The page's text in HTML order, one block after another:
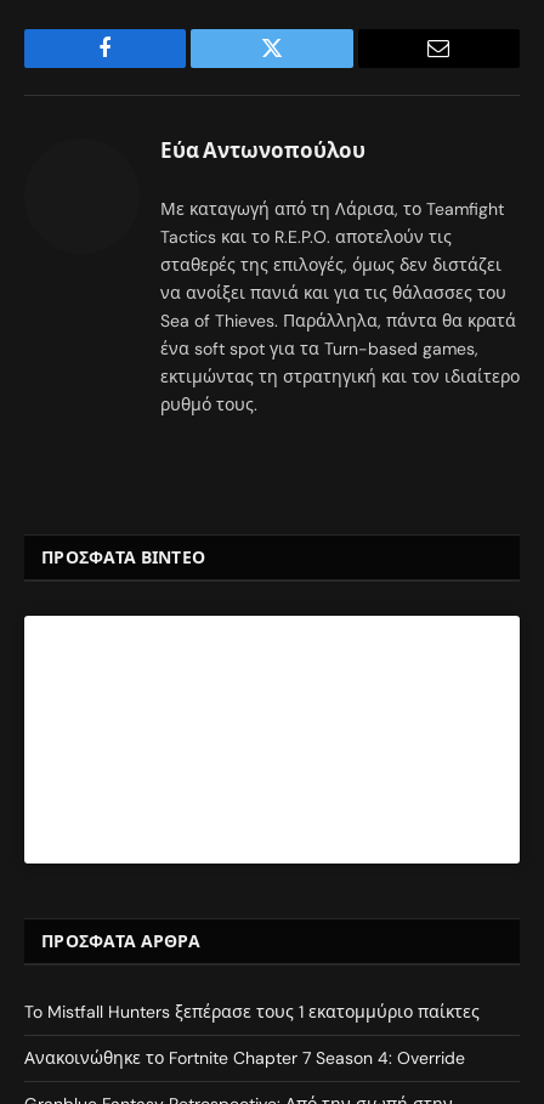
Facebook Twitter
Εύα Αντωνοπούλου
Με καταγωγή από τη Λάρισα, το Teamfight
Tactics και το R.E.P.O. αποτελούν τις
σταθερές της επιλογές, όμως δεν διστάζει
να ανοίξει πανιά και για τις θάλασσες του
Sea of Thieves. Παράλληλα, πάντα θα κρατά
ένα soft spot για τα Turn-based games,
εκτιμώντας τη στρατηγική και τον ιδιαίτερο
ρυθμό τους.
ΠΡΟΣΦΑΤΑ ΒΙΝΤΕΟ
ΠΡΌΣΦΑΤΑ ΆΡΘΡΑ
To Mistfall Hunters ξεπέρασε τους 1 εκατομμύριο παίκτες
Ανακοινώθηκε το Fortnite Chapter 7 Season 4: Override